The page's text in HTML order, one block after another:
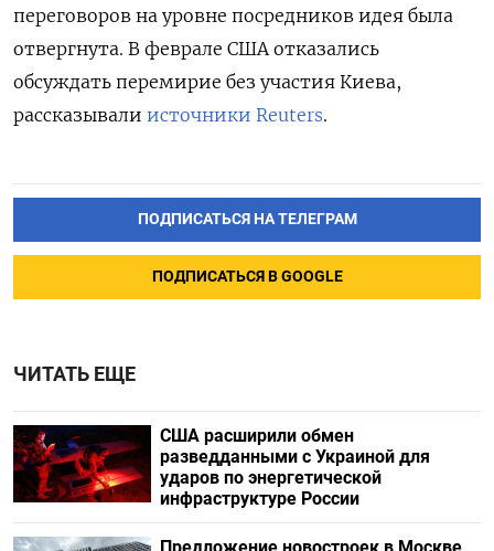
переговоров на уровне посредников идея была
отвергнута. В феврале США отказались
обсуждать перемирие без участия Киева,
рассказывали источники Reuters.
ПОДПИСАТЬСЯ НА ТЕЛЕГРАМ
ПОДПИСАТЬСЯ В GOOGLE
ЧИТАТЬ ЕЩЕ
США расширили обмен
разведданными с Украиной для
ударов по энергетической
инфраструктуре России